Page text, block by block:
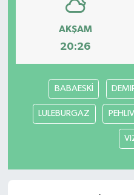
AKŞAM
20:26
BABAESKİ
LULEBURGAZ